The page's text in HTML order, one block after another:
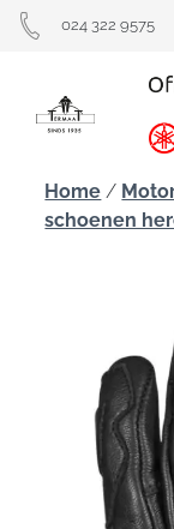
024 322 9575
Home /
schoenen